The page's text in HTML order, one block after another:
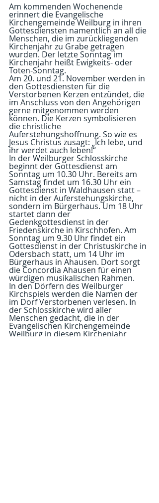
Am kommenden Wochenende
erinnert die Evangelische
Kirchengemeinde Weilburg in ihren
Gottesdiensten namentlich an all die
Menschen, die im zurückliegenden
Kirchenjahr zu Grabe getragen
wurden. Der letzte Sonntag im
Kirchenjahr heißt Ewigkeits- oder
Toten-Sonntag.
Am 20. und 21. November werden in
den Gottesdiensten für die
Verstorbenen Kerzen entzündet, die
im Anschluss von den Angehörigen
gerne mitgenommen werden
können. Die Kerzen symbolisieren
die christliche
Auferstehungshoffnung. So wie es
Jesus Christus zusagt: „Ich lebe, und
ihr werdet auch leben!“
In der Weilburger Schlosskirche
beginnt der Gottesdienst am
Sonntag um 10.30 Uhr. Bereits am
Samstag findet um 16.30 Uhr ein
Gottesdienst in Waldhausen statt –
nicht in der Auferstehungskirche,
sondern im Bürgerhaus. Um 18 Uhr
startet dann der
Gedenkgottesdienst in der
Friedenskirche in Kirschhofen. Am
Sonntag um 9.30 Uhr findet ein
Gottesdienst in der Christuskirche in
Odersbach statt, um 14 Uhr im
Bürgerhaus in Ahausen. Dort sorgt
die Concordia Ahausen für einen
würdigen musikalischen Rahmen.
In den Dörfern des Weilburger
Kirchspiels werden die Namen der
im Dorf Verstorbenen verlesen. In
der Schlosskirche wird aller
Menschen gedacht, die in der
Evangelischen Kirchengemeinde
Weilburg in diesem Kirchenjahr